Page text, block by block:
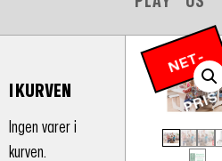
I KURVEN
Ingen varer i
kurven.
N
E
T
-
P
RI
S